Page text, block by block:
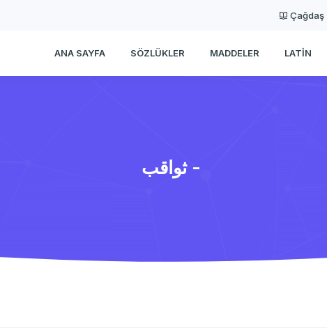
Çağdaş
ANA SAYFA SÖZLÜKLER MADDELER LATIN
ثواقب -